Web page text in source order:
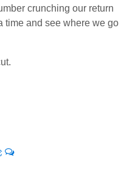
crunching our return
time and see where we go